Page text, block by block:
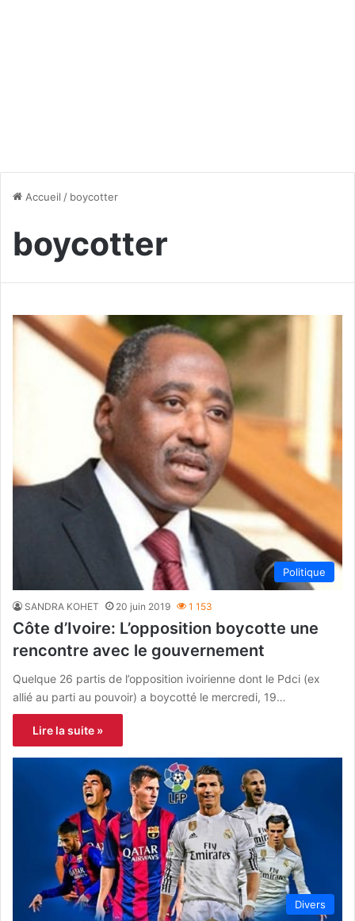
Accueil / boycotter
boycotter
Politique
SANDRA KOHET 20 juin 2019 1 153
Côte d’Ivoire: L’opposition boycotte une
rencontre avec le gouvernement
Quelque 26 partis de l’opposition ivoirienne dont le Pdci (ex
allié au parti au pouvoir) a boycotté le mercredi, 19…
Lire la suite »
Divers